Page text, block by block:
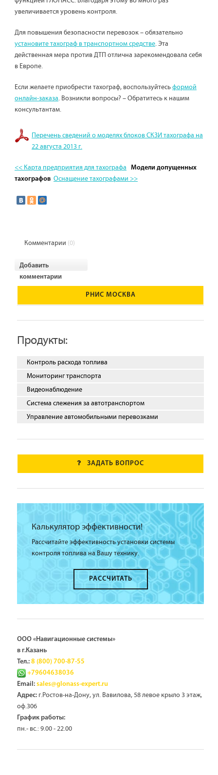
увеличивается уровень контроля.
Для повышения безопасности перевозок – обязательно
установите тахограф в транспортном средстве. Эта
действенная мера против ДТП отлична зарекомендовала себя
в Европе.
Если желаете приобрести тахограф, воспользуйтесьформой
онлайн-заказа. Возникли вопросы? – Обратитесь к нашим
консультантам.
Перечень сведений о моделях блоков СКЗИ тахографа на
22 августа 2013 г.
<< Карта предприятия для тахографа
Модели допущенных
тахографов Оснащение тахографами >>
Комментарии (0)
Добавить
комментарии
РНИС МОСКВА
Продукты:
Контроль расхода топлива
Мониторинг транспорта
Видеонаблюдение
Система слежения за автотранспортом
Управление автомобильными перевозками
ЗАДАТЬ ВОПРОС
Калькулятор эффективности!
Рассчитайте эффективность установки системы
контроля топлива на Вашу технику.
РАССЧИТАТЬ
ООО «Навигационные системы»
в г.Казань
Тел.: 8 (800) 700-87-55
+79604638036
Email: sales@glonass-expert.ru
Адрес: г.Ростов-на-Дону, ул. Вавилова, 58 левое крыло 3 этаж,
оф.306
График работы:
пн.- вс.: 9.00 - 22.00